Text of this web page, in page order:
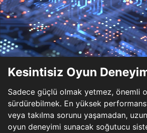
Kesintisiz Oyun
Sadece güçlü olmak yetmez, önemli
sürdürebilmek. En yüksek
veya takılma sorunu yaşamadan,
oyun deneyimi sunacak soğutucu